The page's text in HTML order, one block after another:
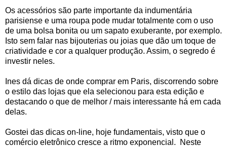
Os acessórios são parte importante da indumentária
parisiense e uma roupa pode mudar totalmente com o uso
de uma bolsa bonita ou um sapato exuberante, por exemplo.
Isto sem falar nas bijouterias ou joias que dão um toque de
criatividade e cor a qualquer produção. Assim, o segredo é
investir neles.
Ines dá dicas de onde comprar em Paris, discorrendo sobre
o estilo das lojas que ela selecionou para esta edição e
destacando o que de melhor / mais interessante há em cada
delas.
Gostei das dicas on-line, hoje fundamentais, visto que o
comércio eletrônico cresce a ritmo exponencial. Neste